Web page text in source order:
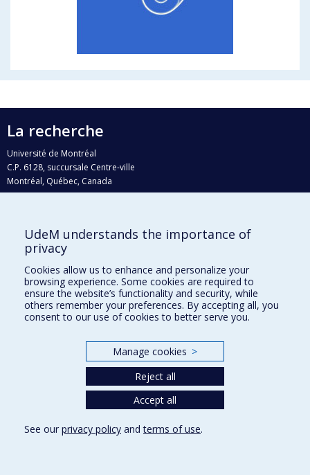
La recherche
Université de Montréal
C.P. 6128, succursale Centre-ville
Montréal, Québec, Canada
H3C 3J7
Qui fait quoi?
Nous trouver
Plan du site
Accessibilité
UdeM understands the importance of
privacy
Cookies allow us to enhance and personalize your
browsing experience. Some cookies are required to
ensure the website’s functionality and security, while
others remember your preferences. By accepting all, you
consent to our use of cookies to better serve you.
Manage cookies >
Reject all
Accept all
See our privacy policy andterms of use.